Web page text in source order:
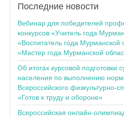
Последние новости
Вебинар для победителей
конкурсов «Учитель года
«Воспитатель года Мурманской
«Мастер года Мурманской
Об итогах курсовой подготовки
населения по выполнению
Всероссийского физкультурно-
«Готов к труду и обороне»
Всероссийская онлайн-